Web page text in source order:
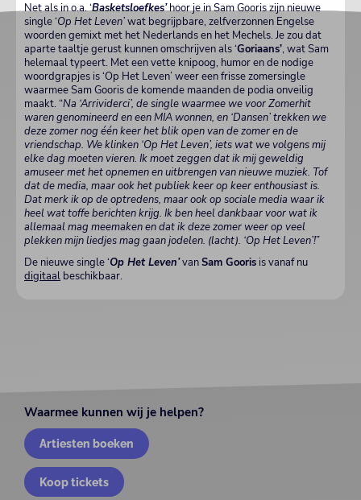
Net als in o.a. ‘Basketsloefkes’hoor je in Sam Gooris zijn nieuwe
single ‘Op Het Leven’wat begrijpbare, zelfverzonnen Engelse
woorden gemixt met het Nederlands en het Mechels. Je zou dat
aparte taaltje gerust kunnen omschrijven als ‘Goriaans’, wat Sam
helemaal typeert. Met een vette knipoog, humor en de nodige
woordgrapjes is ‘Op Het Leven’ weer een frisse zomersingle
waarmee Sam Gooris de komende maanden de podia onveilig
maakt. “Na ‘Arrividerci’, de single waarmee we voor Zomerhit
waren genomineerd en een MIA wonnen, en ‘Dansen’ trekken we
deze zomer nog één keer het blik open van de zomer en de
vriendschap. We klinken ‘Op Het Leven’, iets wat we volgens mij
elke dag moeten vieren. Ik moet zeggen dat ik mij geweldig
amuseer met het opnemen en uitbrengen van nieuwe muziek. Tof
dat de media, maar ook het publiek keer op keer enthousiast is.
Dat merk ik op de optredens, maar ook op sociale media waar ik
heel wat toffe berichten krijg. Ik ben heel dankbaar voor wat ik
allemaal mag meemaken en dat ik deze zomer weer op veel
plekken mijn liedjes mag gaan jodelen. (lacht). ‘Op Het Leven’!”
De nieuwe single ‘Op Het Leven’vanSam Gooris is vanaf nu
digitaal beschikbaar.
Waarmee kunnen wij je helpen?
Artiesten boeken
Koop tickets